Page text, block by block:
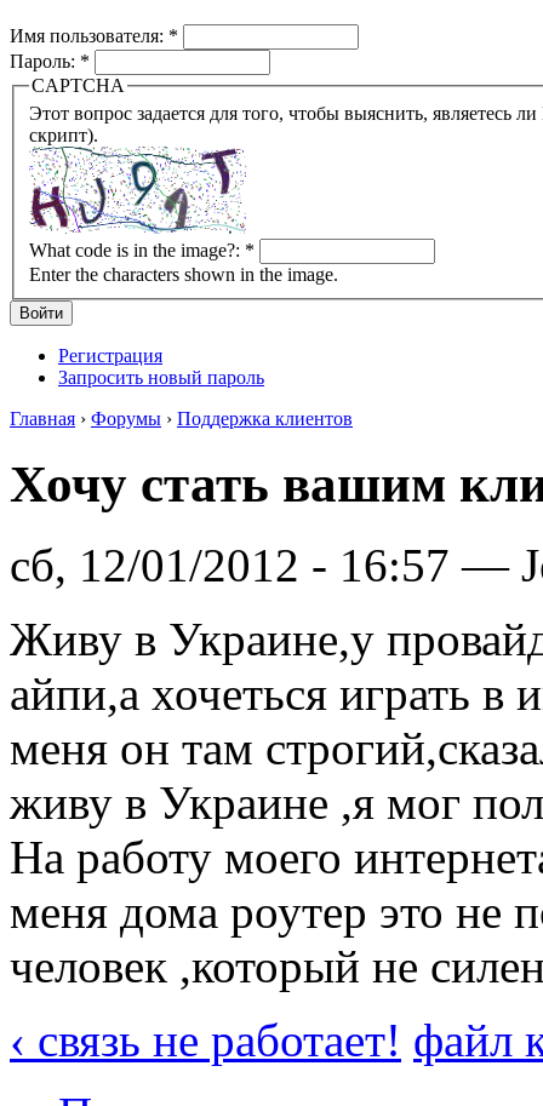
Имя пользователя: *
Пароль: *
CAPTCHA
Этот вопрос задается для того, чтобы выяснить, являетесь ли Вы человеком или представляете из себя робота
скрипт).
What code is in the image?: *
Enter the characters shown in the image.
Регистрация
Запросить новый пароль
Главная › Форумы › Поддержка клиентов
Хочу стать вашим
сб, 12/01/2012 - 16:57 —
Живу в Украине,у
айпи,а хочеться играть
меня он там
живу в Украине ,я мог
На работу моего
меня дома роутер это не
человек ,который не
‹ связь не работает! файл